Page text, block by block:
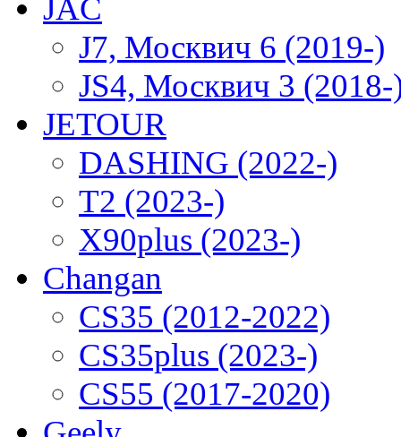
JAC
J7, Москвич 6 (2019-)
JS4, Москвич 3 (2018-
JETOUR
DASHING (2022-)
T2 (2023-)
X90plus (2023-)
Changan
CS35 (2012-2022)
CS35plus (2023-)
CS55 (2017-2020)